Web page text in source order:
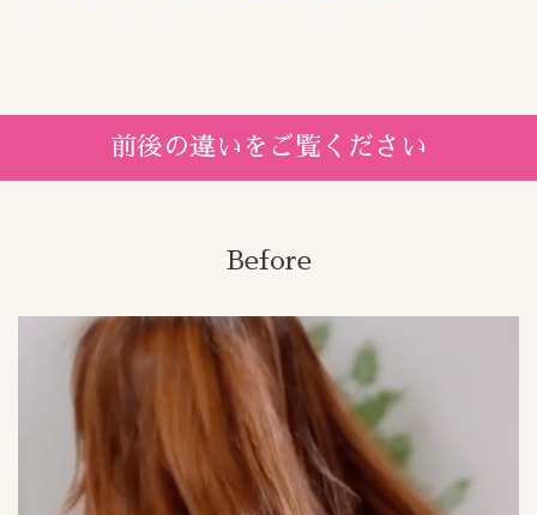
前後の違いをご覧ください
Before